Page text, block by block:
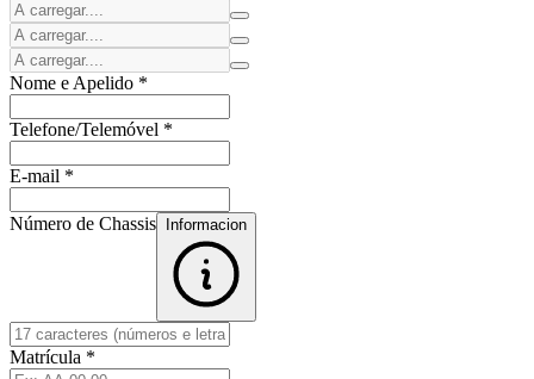
Nome e Apelido *
Telefone/Telemóvel *
E-mail *
Número de Chassis Informacion
Matrícula *